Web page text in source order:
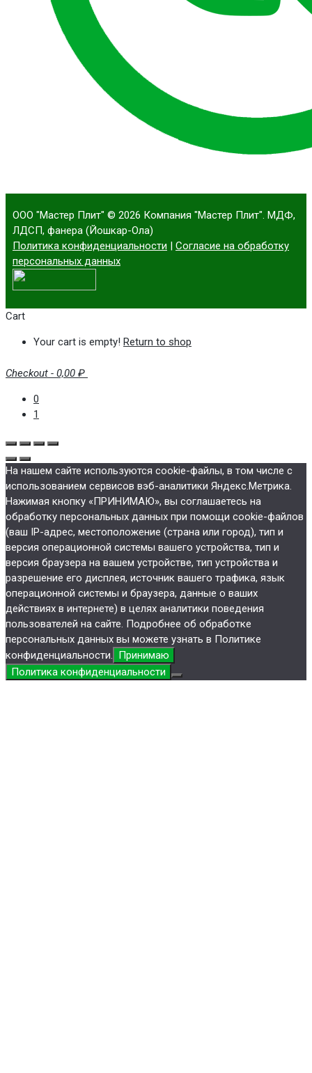
ООО "Мастер Плит" © 2026 Компания "Мастер Плит". МДФ,
ЛДСП, фанера (Йошкар-Ола)
Политика конфиденциальности | Согласие на обработку
персональных данных
Cart
Your cart is empty! Return to shop
Checkout - 0,00 ₽
0
1
На нашем сайте используются cookie-файлы, в том числе с
использованием сервисов вэб-аналитики Яндекс.Метрика.
Нажимая кнопку «ПРИНИМАЮ», вы соглашаетесь на
обработку персональных данных при помощи cookie-файлов
(ваш IP-адрес, местоположение (страна или город), тип и
версия операционной системы вашего устройства, тип и
версия браузера на вашем устройстве, тип устройства и
разрешение его дисплея, источник вашего трафика, язык
операционной системы и браузера, данные о ваших
действиях в интернете) в целях аналитики поведения
пользователей на сайте. Подробнее об обработке
персональных данных вы можете узнать в Политике
конфиденциальности. Принимаю
Политика конфиденциальности